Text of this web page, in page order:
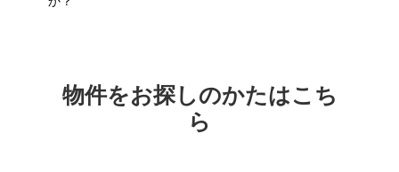
物件をお探しのかたはこち
ら